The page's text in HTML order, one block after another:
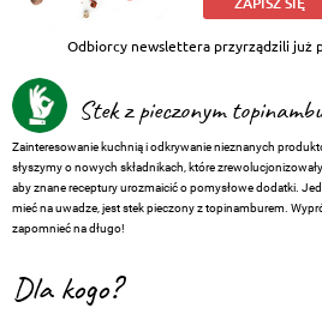
Odbiorcy newslettera przyrządzili już
Stek z pieczonym
Zainteresowanie kuchnią i odkrywanie nieznanych
słyszymy o nowych składnikach, które
aby znane receptury urozmaicić o pomysłowe dodatki.
mieć na uwadze, jest stek pieczony z topinamburem.
zapomnieć na długo!
Dla kogo?